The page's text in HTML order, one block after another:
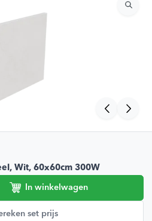
Wit, 60x60cm 300W
In winkelwagen
set prijs